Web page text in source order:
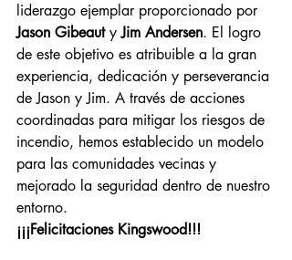
liderazgo ejemplar proporcionado por
Jason Gibeaut y Jim Andersen. El logro
de este objetivo es atribuible a la gran
experiencia, dedicación y perseverancia
de Jason y Jim. A través de acciones
coordinadas para mitigar los riesgos de
incendio, hemos establecido un modelo
para las comunidades vecinas y
mejorado la seguridad dentro de nuestro
entorno.
¡¡¡Felicitaciones Kingswood!!!